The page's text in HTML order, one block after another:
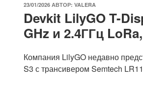
ОПУБЛИКОВАНО
23/01/2026 АВТОР: VALERA
Devkit LilyGO T-
GHz и 2.4ГГц
Компания LilyGO недавно
S3 с трансивером Semtech